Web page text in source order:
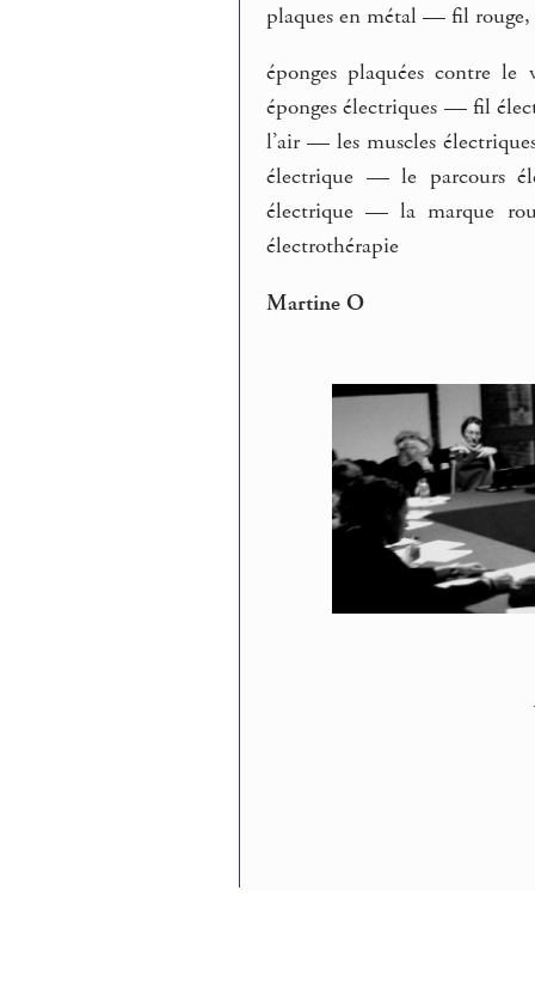
plaques en métal — fil rouge,
éponges plaquées contre
éponges électriques — fil
l’air — les muscles
électrique — le parcours
électrique — la marque
électrothérapie
Martine O